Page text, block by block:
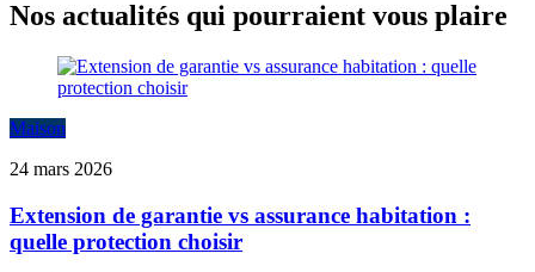
Nos actualités qui pourraient vous plaire
Maison
24 mars 2026
Extension de garantie vs assurance habitation :
quelle protection choisir